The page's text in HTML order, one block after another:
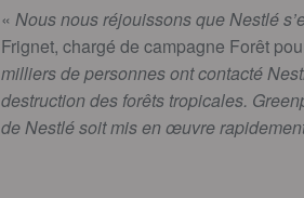
« Nous nous réjouissons que Nestlé
Frignet, chargé de campagne Forêt
milliers de personnes ont contacté
destruction des forêts tropicales.
de Nestlé soit mis en œuvre